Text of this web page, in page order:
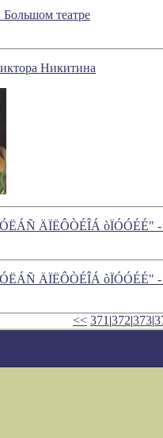
Большом театре
Никитина
ÄÏËÔÒÉÎÁ òÏÓÓÉÉ" -
ÄÏËÔÒÉÎÁ òÏÓÓÉÉ" -
<< 371 |372|373|